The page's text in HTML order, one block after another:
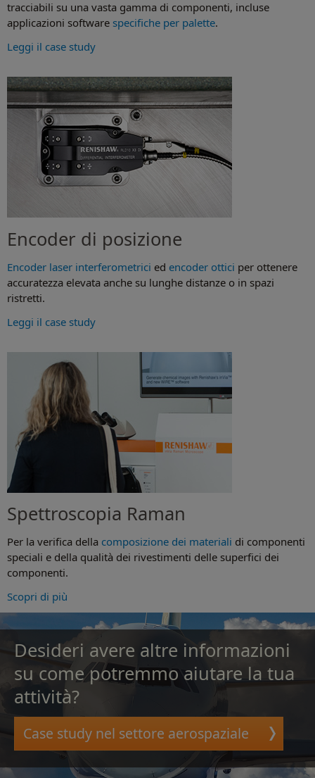
tracciabili su una vasta gamma di componenti, incluse
applicazioni software specifiche per palette.
Leggi il case study
Encoder di posizione
Encoder laser interferometrici ed encoder ottici per ottenere
accuratezza elevata anche su lunghe distanze o in spazi
ristretti.
Leggi il case study
Spettroscopia Raman
Per la verifica della composizione dei materiali di componenti
speciali e della qualità dei rivestimenti delle superfici dei
componenti.
Scopri di più
Desideri avere altre informazioni
su come potremmo aiutare la tua
attività?
Case study nel settore aerospaziale